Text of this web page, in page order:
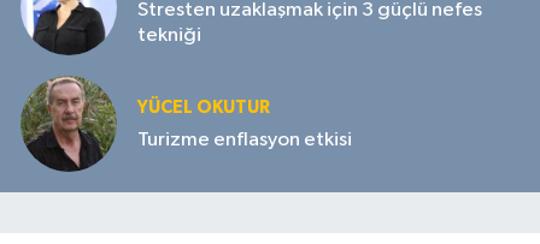
Stresten uzaklaşmak için 3 güçlü nefes
tekniği
YÜCEL OKUTUR
Turizme enflasyon etkisi